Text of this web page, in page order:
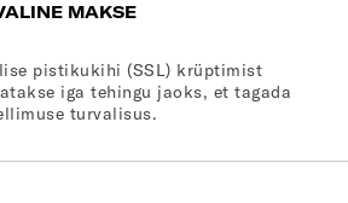
MAKSE
pistikukihi (SSL) krüptimist
iga tehingu jaoks, et tagada
turvalisus.